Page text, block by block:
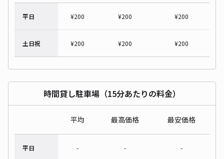
平日 ¥200 ¥200 ¥200
土日祝 ¥200 ¥200 ¥200
時間貸し駐車場（15分あたりの料金）
平均 最高価格 最安価格
平日 - - -